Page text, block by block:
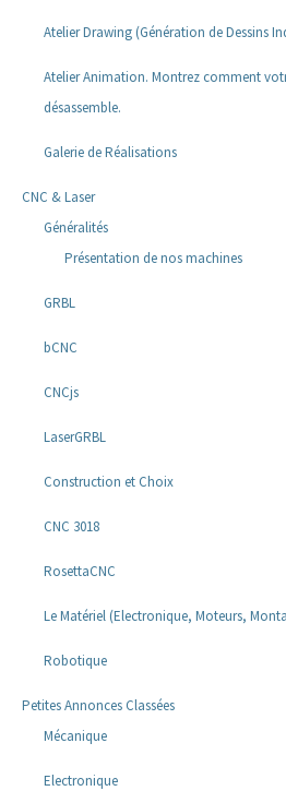
Atelier Drawing (Génération de Dessins
Atelier Animation. Montrez comment
désassemble.
Galerie de Réalisations
CNC & Laser
Généralités
Présentation de nos machines
GRBL
bCNC
CNCjs
LaserGRBL
Construction et Choix
CNC 3018
RosettaCNC
Le Matériel (Electronique, Moteurs,
Robotique
Petites Annonces Classées
Mécanique
Electronique